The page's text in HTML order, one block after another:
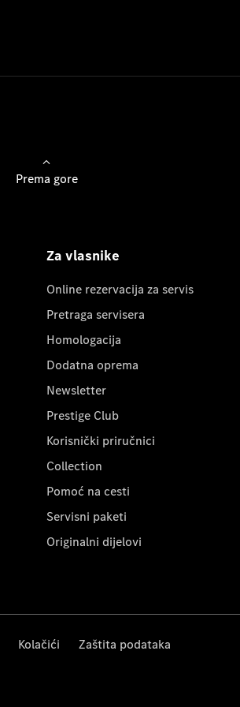
Prema gore
Za vlasnike
Online rezervacija za servis
Pretraga servisera
Homologacija
Dodatna oprema
Newsletter
Prestige Club
Korisnički priručnici
Collection
Pomoć na cesti
Servisni paketi
Originalni dijelovi
Kolačići Zaštita podataka